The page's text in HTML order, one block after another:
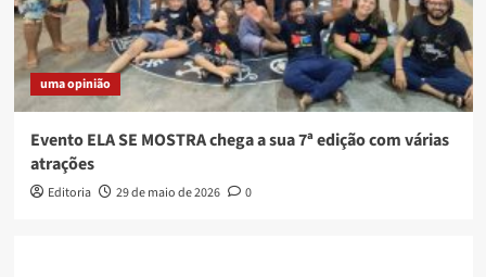
uma opinião
Evento ELA SE MOSTRA chega a sua 7ª edição com várias
atrações
Editoria 29 de maio de 2026 0